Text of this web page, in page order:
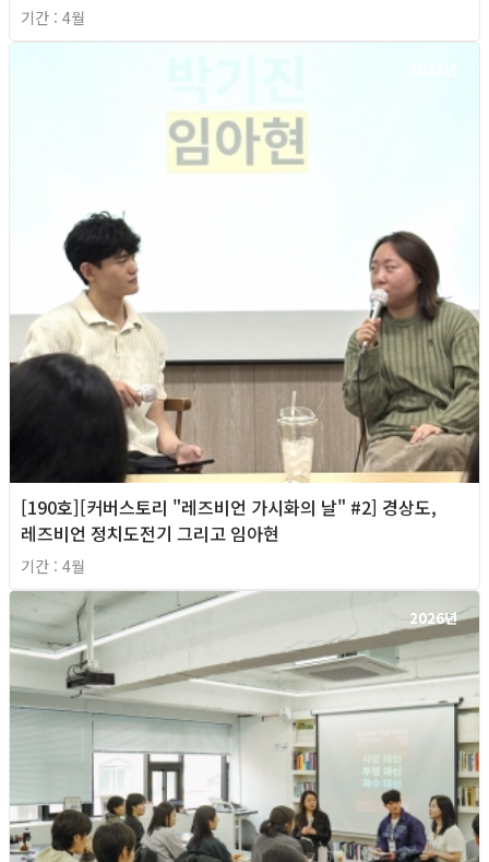
기간 : 4월
[190호][커버스토리 "레즈비언 가시화의 날" #2] 경상도,
레즈비언 정치도전기 그리고 임아현
기간 : 4월
2026년